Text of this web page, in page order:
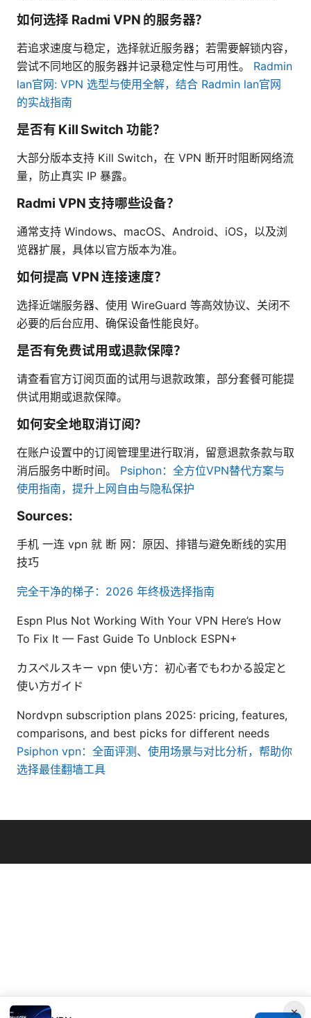
如何选择 Radmi VPN 的服务器？
若追求速度与稳定，选择就近服务器；若需要解锁内容，
尝试不同地区的服务器并记录稳定性与可用性。 Radmin
lan官网: VPN 选型与使用全解，结合 Radmin lan官网
的实战指南
是否有 Kill Switch 功能？
大部分版本支持 Kill Switch，在 VPN 断开时阻断网络流
量，防止真实 IP 暴露。
Radmi VPN 支持哪些设备？
通常支持 Windows、macOS、Android、iOS，以及浏
览器扩展，具体以官方版本为准。
如何提高 VPN 连接速度？
选择近端服务器、使用 WireGuard 等高效协议、关闭不
必要的后台应用、确保设备性能良好。
是否有免费试用或退款保障？
请查看官方订阅页面的试用与退款政策，部分套餐可能提
供试用期或退款保障。
如何安全地取消订阅？
在账户设置中的订阅管理里进行取消，留意退款条款与取
消后服务中断时间。 Psiphon：全方位VPN替代方案与
使用指南，提升上网自由与隐私保护
Sources:
手机 一连 vpn 就 断 网：原因、排错与避免断线的实用
技巧
完全干净的梯子：2026 年终极选择指南
Espn Plus Not Working With Your VPN Here’s How
To Fix It — Fast Guide To Unblock ESPN+
カスペルスキー vpn 使い方：初心者でもわかる設定と
使い方ガイド
Nordvpn subscription plans 2025: pricing, features,
comparisons, and best picks for different needs
Psiphon vpn：全面评测、使用场景与对比分析，帮助你
选择最佳翻墙工具
×